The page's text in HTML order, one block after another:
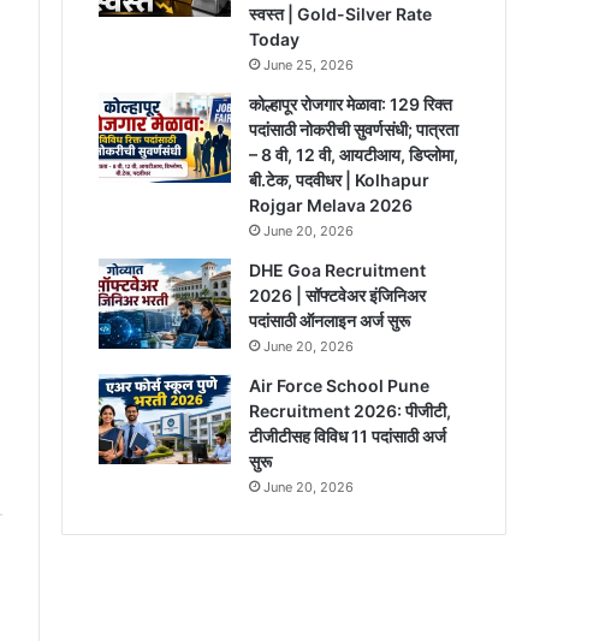
स्वस्त | Gold-Silver Rate
Today
June 25, 2026
कोल्हापूर रोजगार मेळावा: 129 रिक्त
पदांसाठी नोकरीची सुवर्णसंधी; पात्रता
– 8 वी, 12 वी, आयटीआय, डिप्लोमा,
बी.टेक, पदवीधर | Kolhapur
Rojgar Melava 2026
June 20, 2026
DHE Goa Recruitment
2026 | सॉफ्टवेअर इंजिनिअर
पदांसाठी ऑनलाइन अर्ज सुरू
June 20, 2026
Air Force School Pune
Recruitment 2026: पीजीटी,
टीजीटीसह विविध 11 पदांसाठी अर्ज
सुरू
June 20, 2026